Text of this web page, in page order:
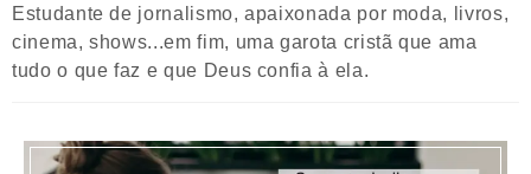
Estudante de jornalismo, apaixonada por moda, livros,
cinema, shows...em fim, uma garota cristã que ama
tudo o que faz e que Deus confia à ela.